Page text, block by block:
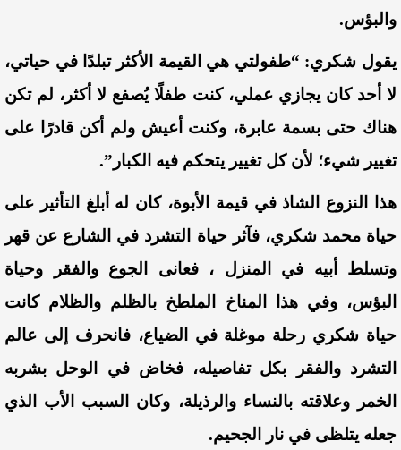
والبؤس.
يقول شكري: “طفولتي هي القيمة الأكثر تبلدًا في حياتي،
لا أحد كان يجازي عملي، كنت طفلًا يُصفع لا أكثر، لم تكن
هناك حتى بسمة عابرة، وكنت أعيش ولم أكن قادرًا على
تغيير شيء؛ لأن كل تغيير يتحكم فيه الكبار”.
هذا النزوع الشاذ في قيمة الأبوة، كان له أبلغ التأثير على
حياة محمد شكري، فآثر حياة التشرد في الشارع عن قهر
وتسلط أبيه في المنزل ، فعانى الجوع والفقر وحياة
البؤس، وفي هذا المناخ الملطخ بالظلم والظلام كانت
حياة شكري رحلة موغلة في الضياع، فانحرف إلى عالم
التشرد والفقر بكل تفاصيله، فخاض في الوحل بشربه
الخمر وعلاقته بالنساء والرذيلة، وكان السبب الأب الذي
جعله يتلظى في نار الجحيم.